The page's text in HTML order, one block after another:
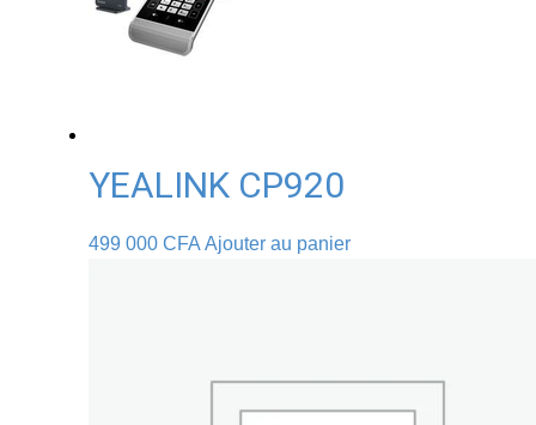
YEALINK CP920
499 000CFA Ajouter au panier